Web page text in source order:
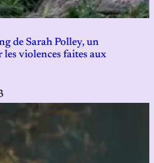
de Sarah Polley, un
violences faites aux